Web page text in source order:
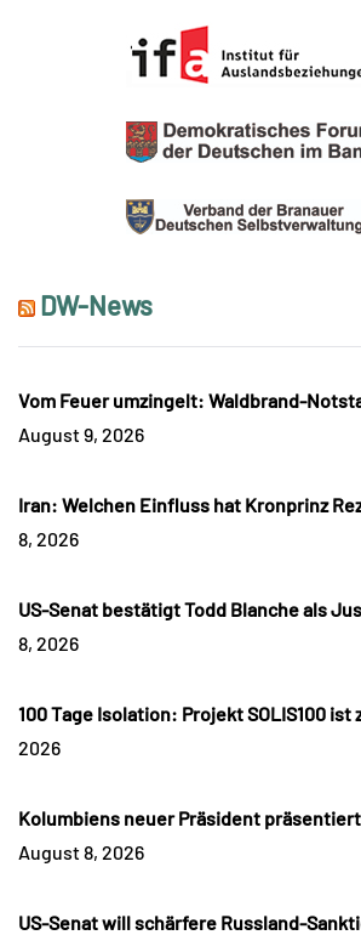
DW-News
Vom Feuer umzingelt: Waldbrand-
August 9, 2026
Iran: Welchen Einfluss hat Kronprinz
8, 2026
US-Senat bestätigt Todd Blanche als
8, 2026
100 Tage Isolation: Projekt SOLIS100 ist
2026
Kolumbiens neuer Präsident
August 8, 2026
US-Senat will schärfere Russland-